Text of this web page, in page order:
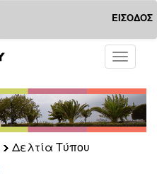
ΕΙΣΟΔΟΣ
Toggle
Δελτία Τύπου